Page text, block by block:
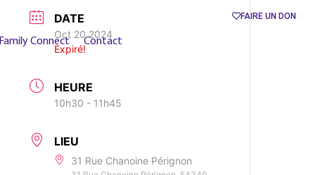
FAIRE UN DON
Family Connect Contact
DATE
Oct 20 2024
Expiré!
HEURE
10h30 - 11h45
LIEU
31 Rue Chanoine Pérignon